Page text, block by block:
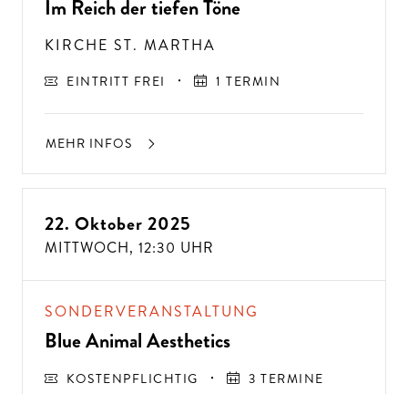
A
USSER
G
EW
Ö
H
N
LIC
H
E K
O
N
ZER
TER
LEBN
ISSE
S
T
E
H
E
N
SI
E
A
U
F
P
E
R
F
O
R
M
A
N
C
E
S
?
Im Reich der tiefen Töne
KIRCHE ST. MARTHA
EINTRITT FREI 1 TERMIN
MEHR INFOS
22. Oktober 2025
MITTWOCH, 12:30 UHR
SONDERVERANSTALTUNG
Blue Animal Aesthetics
KOSTENPFLICHTIG 3 TERMINE